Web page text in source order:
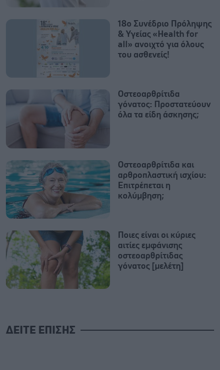
18ο Συνέδριο Πρόληψης
& Υγείας «Health for
all» ανοιχτό για όλους
του ασθενείς!
Οστεοαρθρίτιδα
γόνατος: Προστατεύουν
όλα τα είδη άσκησης;
Οστεοαρθρίτιδα και
αρθροπλαστική ισχίου:
Επιτρέπεται η
κολύμβηση;
Ποιες είναι οι κύριες
αιτίες εμφάνισης
οστεοαρθρίτιδας
γόνατος [μελέτη]
ΔΕΙΤΕ ΕΠΙΣΗΣ